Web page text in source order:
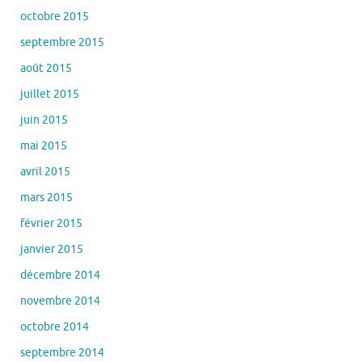
octobre 2015
septembre 2015
août 2015
juillet 2015
juin 2015
mai 2015
avril 2015
mars 2015
février 2015
janvier 2015
décembre 2014
novembre 2014
octobre 2014
septembre 2014